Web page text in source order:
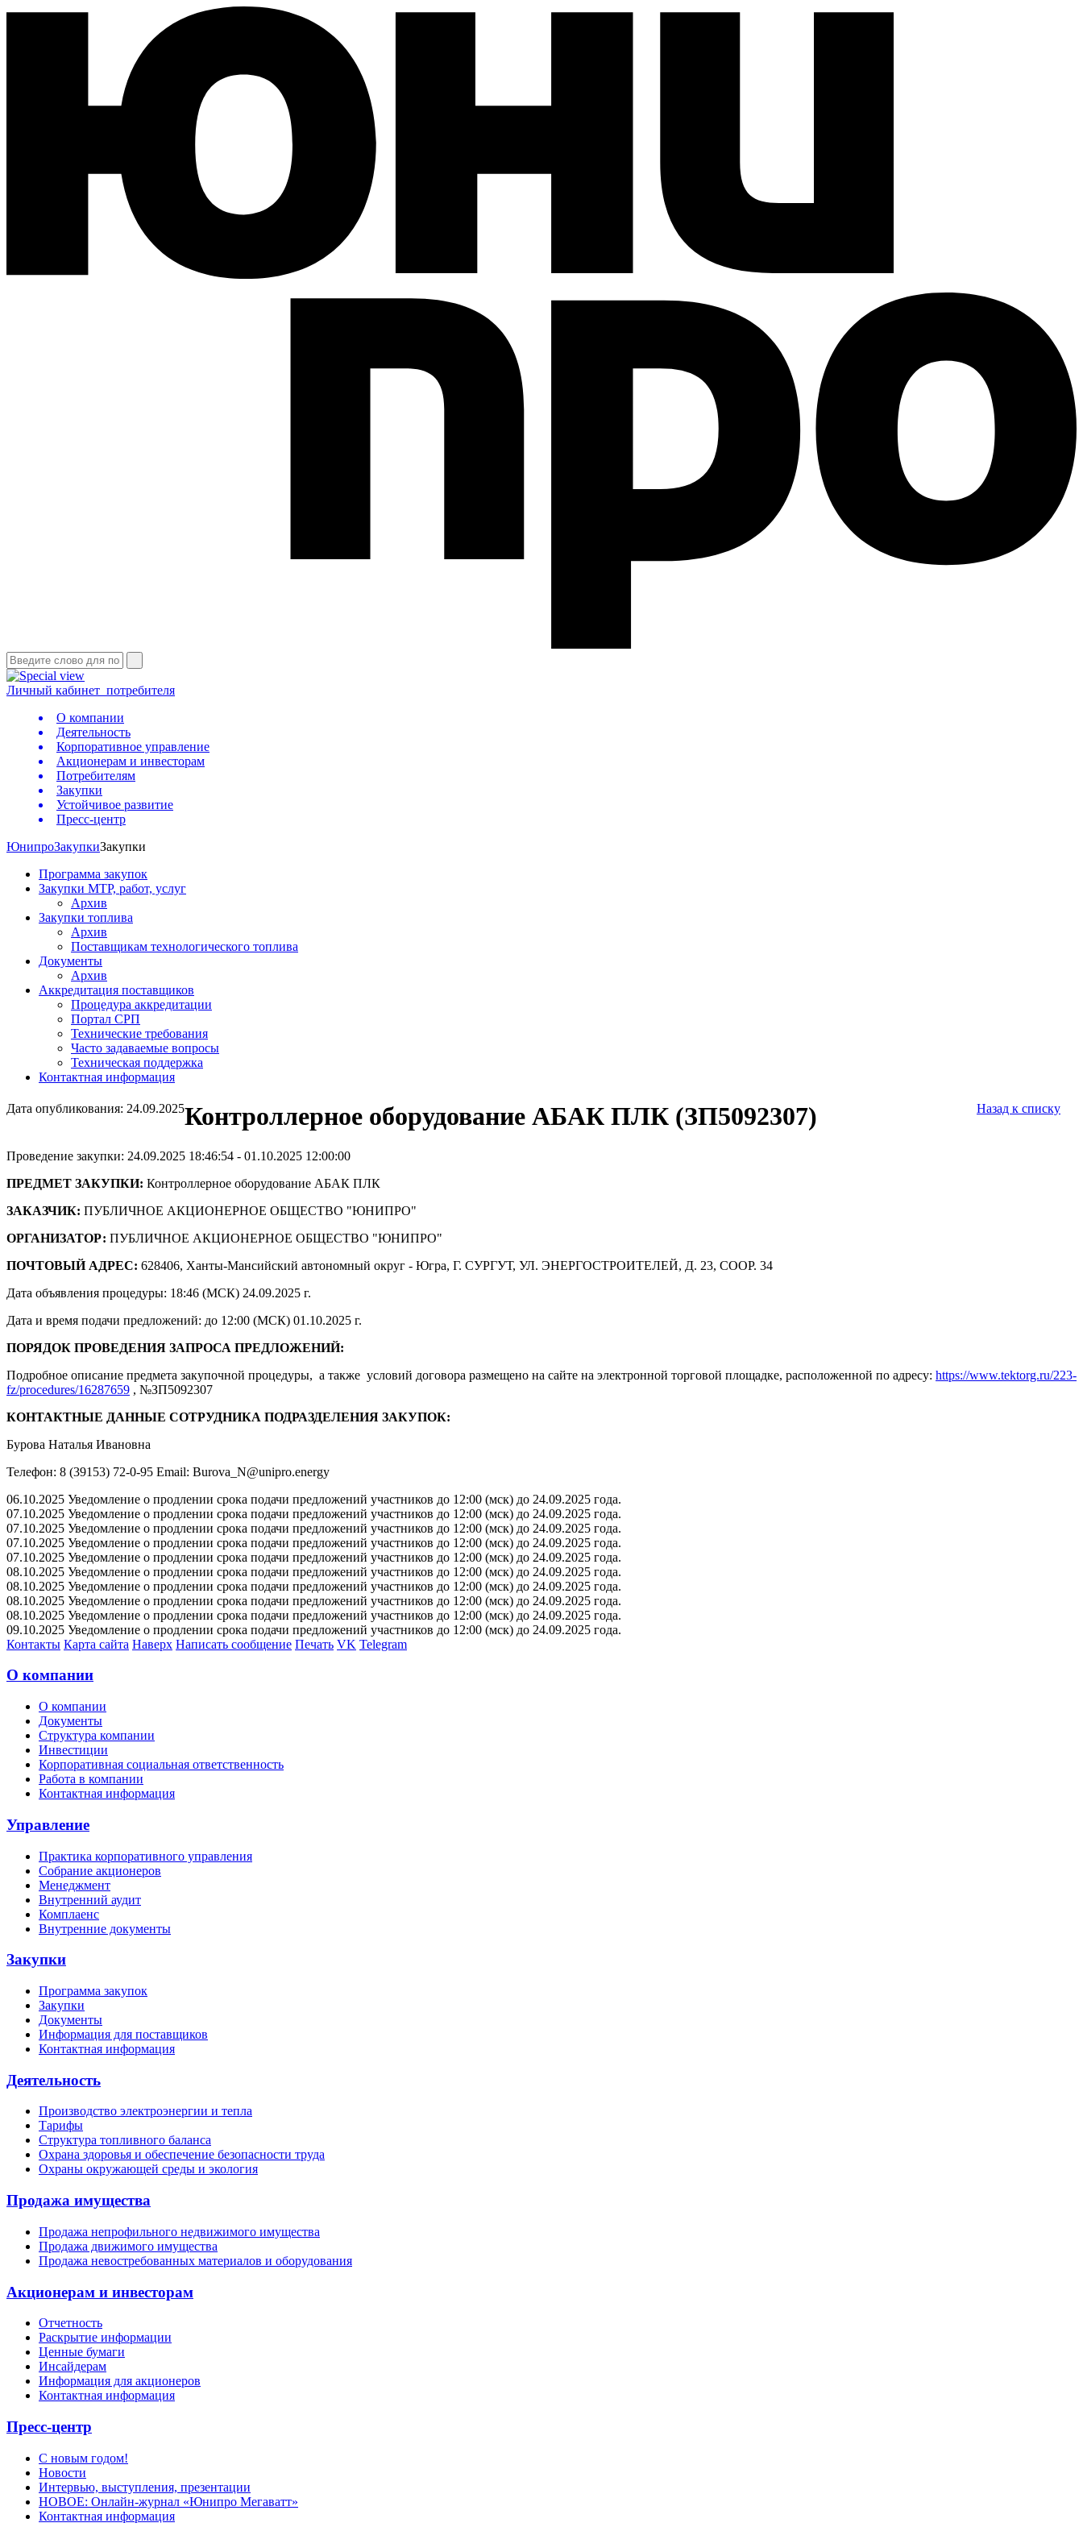
Личный кабинет потребителя
О компании
Деятельность
Корпоративное управление
Акционерам и инвесторам
Потребителям
Закупки
Устойчивое развитие
Пресс-центр
ЮнипроЗакупкиЗакупки
Программа закупок
Закупки МТР, работ, услуг
Архив
Закупки топлива
Архив
Поставщикам технологического топлива
Документы
Архив
Аккредитация поставщиков
Процедура аккредитации
Портал СРП
Технические требования
Часто задаваемые вопросы
Техническая поддержка
Контактная информация
Дата опубликования: 24.09.2025 Назад к списку
Контроллерное оборудование АБАК ПЛК (ЗП5092307)
Проведение закупки: 24.09.2025 18:46:54 - 01.10.2025 12:00:00
ПРЕДМЕТ ЗАКУПКИ: Контроллерное оборудование АБАК ПЛК
ЗАКАЗЧИК: ПУБЛИЧНОЕ АКЦИОНЕРНОЕ ОБЩЕСТВО "ЮНИПРО"
ОРГАНИЗАТОР: ПУБЛИЧНОЕ АКЦИОНЕРНОЕ ОБЩЕСТВО "ЮНИПРО"
ПОЧТОВЫЙ АДРЕС: 628406, Ханты-Мансийский автономный округ - Югра, Г. СУРГУТ, УЛ. ЭНЕРГОСТРОИТЕЛЕЙ, Д. 23, СООР. 34
Дата объявления процедуры: 18:46 (МСК) 24.09.2025 г.
Дата и время подачи предложений: до 12:00 (МСК) 01.10.2025 г.
ПОРЯДОК ПРОВЕДЕНИЯ ЗАПРОСА ПРЕДЛОЖЕНИЙ:
Подробное описание предмета закупочной процедуры, а также условий договора размещено на сайте на электронной торговой площадке, расположенной по адресу: https://www.tektorg.ru/223-
fz/procedures/16287659 , №ЗП5092307
КОНТАКТНЫЕ ДАННЫЕ СОТРУДНИКА ПОДРАЗДЕЛЕНИЯ ЗАКУПОК:
Бурова Наталья Ивановна
Телефон: 8 (39153) 72-0-95 Email: Burova_N@unipro.energy
06.10.2025 Уведомление о продлении срока подачи предложений участников до 12:00 (мск) до 24.09.2025 года.
07.10.2025 Уведомление о продлении срока подачи предложений участников до 12:00 (мск) до 24.09.2025 года.
07.10.2025 Уведомление о продлении срока подачи предложений участников до 12:00 (мск) до 24.09.2025 года.
07.10.2025 Уведомление о продлении срока подачи предложений участников до 12:00 (мск) до 24.09.2025 года.
07.10.2025 Уведомление о продлении срока подачи предложений участников до 12:00 (мск) до 24.09.2025 года.
08.10.2025 Уведомление о продлении срока подачи предложений участников до 12:00 (мск) до 24.09.2025 года.
08.10.2025 Уведомление о продлении срока подачи предложений участников до 12:00 (мск) до 24.09.2025 года.
08.10.2025 Уведомление о продлении срока подачи предложений участников до 12:00 (мск) до 24.09.2025 года.
08.10.2025 Уведомление о продлении срока подачи предложений участников до 12:00 (мск) до 24.09.2025 года.
09.10.2025 Уведомление о продлении срока подачи предложений участников до 12:00 (мск) до 24.09.2025 года.
Контакты Карта сайта Наверх Написать сообщение Печать VK Telegram
О компании
О компании
Документы
Структура компании
Инвестиции
Корпоративная социальная ответственность
Работа в компании
Контактная информация
Управление
Практика корпоративного управления
Собрание акционеров
Менеджмент
Внутренний аудит
Комплаенс
Внутренние документы
Закупки
Программа закупок
Закупки
Документы
Информация для поставщиков
Контактная информация
Деятельность
Производство электроэнергии и тепла
Тарифы
Структура топливного баланса
Охрана здоровья и обеспечение безопасности труда
Охраны окружающей среды и экология
Продажа имущества
Продажа непрофильного недвижимого имущества
Продажа движимого имущества
Продажа невостребованных материалов и оборудования
Акционерам и инвесторам
Отчетность
Раскрытие информации
Ценные бумаги
Инсайдерам
Информация для акционеров
Контактная информация
Пресс-центр
С новым годом!
Новости
Интервью, выступления, презентации
НОВОЕ: Онлайн-журнал «Юнипро Мегаватт»
Контактная информация